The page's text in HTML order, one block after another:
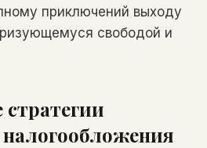
приключений выходу
свободой и